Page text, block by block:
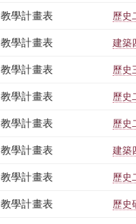
教學計畫表 歷史
教學計畫表 建築
教學計畫表 歷史
教學計畫表 歷史
教學計畫表 歷史
教學計畫表 建築
教學計畫表 歷史
教學計畫表 歷史